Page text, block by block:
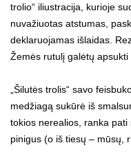
trolio“ iliustracija, kurioje
nuvažiuotas atstumas,
deklaruojamas išlaidas.
Žemės rutulį galėtų
„Šilutės trolis“ savo
medžiagą sukūrė iš
tokios nerealios, ranka pati
pinigus (o iš tiesų – mūsų,